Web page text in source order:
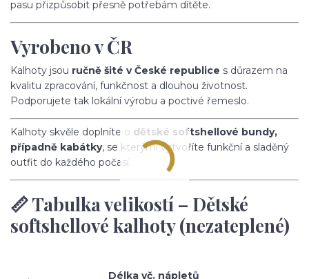
pasu přizpůsobit přesně potřebám dítěte.
Vyrobeno v ČR
Kalhoty jsou ručně šité v České republice s důrazem na
kvalitu zpracování, funkčnost a dlouhou životnost.
Podporujete tak lokální výrobu a poctivé řemeslo.
Kalhoty skvěle doplníte o dětské softshellové bundy,
případně kabátky, se kterými vytvoříte funkční a sladěný
outfit do každého počasí.
📏 Tabulka velikostí – Dětské
softshellové kalhoty (nezateplené)
Délka vč. nápletů